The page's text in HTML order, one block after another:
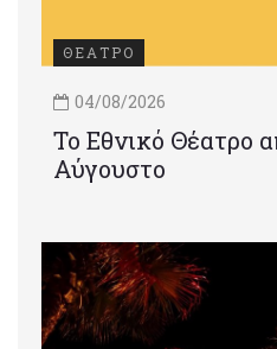
ΘΕΑΤΡΟ
04/08/2026
Το Εθνικό Θέατρο
Αύγουστο